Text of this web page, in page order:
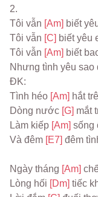
2.
Tôi vẫn [Am] biết
Tôi vẫn [C] biết yêu
Tôi vẫn [Am] biết
Nhưng tình yêu sao
ĐK:
Tình héo [Am] hắt
Dòng nước [G] mắt
Làm kiếp [Am] sống
Và đêm [E7] đêm
Ngày tháng [Am]
Lòng hối [Dm] tiếc